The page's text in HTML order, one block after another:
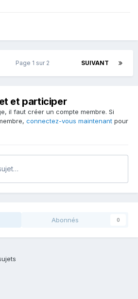
SUIVANT
Page 1 sur 2
et participer
il faut créer un compte membre. Si
connectez-vous maintenant pour
Abonnés 0